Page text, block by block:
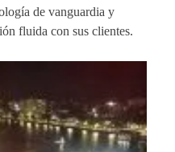
de vanguardia y
fluida con sus clientes.